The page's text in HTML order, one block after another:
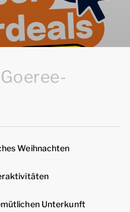
Weihnachten
Unterkunft